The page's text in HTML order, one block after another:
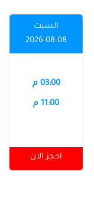
السبت
2026-08-08
03:00 م
11:00 م
احجز الان